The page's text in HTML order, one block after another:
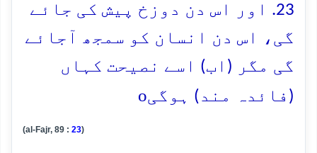
23. اور اس دن دوزخ پیش کی جائے
گی، اس دن انسان کو سمجھ آجائے
گی مگر (اب) اسے نصیحت کہاں
(فائدہ مند) ہوگیo
(al-Fajr, 89 : 23)